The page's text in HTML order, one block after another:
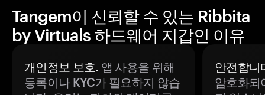
Tangem이 신뢰할 수 있는 Ribbita
by Virtuals 하드웨어 지갑인 이유
개인정보 보호. 앱 사용을 위해
등록이나 KYC가 필요하지 않습
안전합니
암호화되